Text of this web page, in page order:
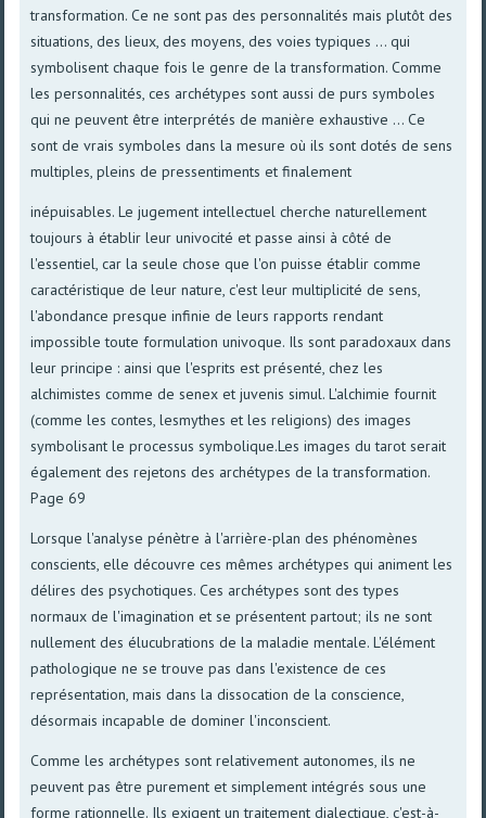
transformation. Ce ne sont pas des personnalités mais plutôt des
situations, des lieux, des moyens, des voies typiques ... qui
symbolisent chaque fois le genre de la transformation. Comme
les personnalités, ces archétypes sont aussi de purs symboles
qui ne peuvent être interprétés de manière exhaustive ... Ce
sont de vrais symboles dans la mesure où ils sont dotés de sens
multiples, pleins de pressentiments et finalement
inépuisables. Le jugement intellectuel cherche naturellement
toujours à établir leur univocité et passe ainsi à côté de
l'essentiel, car la seule chose que l'on puisse établir comme
caractéristique de leur nature, c'est leur multiplicité de sens,
l'abondance presque infinie de leurs rapports rendant
impossible toute formulation univoque. Ils sont paradoxaux dans
leur principe : ainsi que l'esprits est présenté, chez les
alchimistes comme de senex et juvenis simul. L'alchimie fournit
(comme les contes, lesmythes et les religions) des images
symbolisant le processus symbolique.Les images du tarot serait
également des rejetons des archétypes de la transformation.
Page 69
Lorsque l'analyse pénètre à l'arrière-plan des phénomènes
conscients, elle découvre ces mêmes archétypes qui animent les
délires des psychotiques. Ces archétypes sont des types
normaux de l'imagination et se présentent partout; ils ne sont
nullement des élucubrations de la maladie mentale. L'élément
pathologique ne se trouve pas dans l'existence de ces
représentation, mais dans la dissocation de la conscience,
désormais incapable de dominer l'inconscient.
Comme les archétypes sont relativement autonomes, ils ne
peuvent pas être purement et simplement intégrés sous une
forme rationnelle. Ils exigent un traitement dialectique, c'est-à-